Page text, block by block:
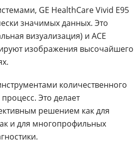
рабочий интерфейс:
Быстрая ротация
Обрезка в 2 нажатия
Гибкие срезы
Гибкий Zoom
протоколы
исследований Scan
(4D-стресс /2D-стресс/ для
ресинхронизации (CRT)
GE HealthCare Vivid E95
значимых данных. Это
визуализация) и ACE
изображения высочайшего
количественного
Это делает
решением как для
и для многопрофильных